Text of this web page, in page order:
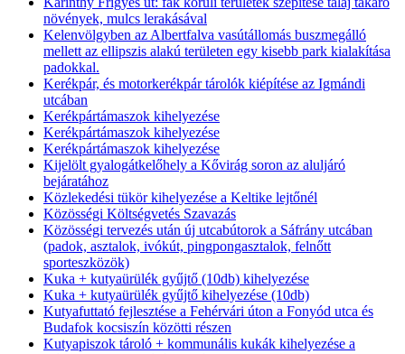
növények, mulcs lerakásával
Kelenvölgyben az Albertfalva vasútállomás buszmegálló
mellett az ellipszis alakú területen egy kisebb park kialakítása
padokkal.
Kerékpár, és motorkerékpár tárolók kiépítése az Igmándi
utcában
Kerékpártámaszok kihelyezése
Kerékpártámaszok kihelyezése
Kerékpártámaszok kihelyezése
Kijelölt gyalogátkelőhely a Kővirág soron az aluljáró
bejáratához
Közlekedési tükör kihelyezése a Keltike lejtőnél
Közösségi Költségvetés Szavazás
Közösségi tervezés után új utcabútorok a Sáfrány utcában
(padok, asztalok, ivókút, pingpongasztalok, felnőtt
sporteszközök)
Kuka + kutyaürülék gyűjtő (10db) kihelyezése
Kuka + kutyaürülék gyűjtő kihelyezése (10db)
Kutyafuttató fejlesztése a Fehérvári úton a Fonyód utca és
Budafok kocsiszín közötti részen
Kutyapiszok tároló + kommunális kukák kihelyezése a